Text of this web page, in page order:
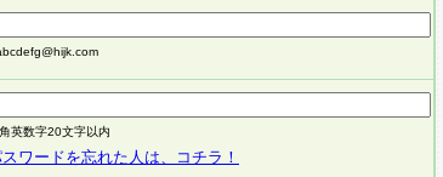
英数字20文字以内
ワードを忘れた人は、コチラ！